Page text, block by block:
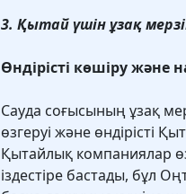
3. Қытай үшін ұзақ
Өндірісті көшіру
Сауда соғысының ұзақ
өзгеруі және өндірісті
Қытайлық компаниялар
іздестіре бастады, бұл